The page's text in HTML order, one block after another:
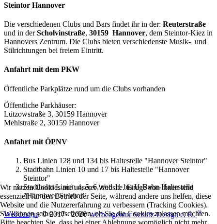
Steintor Hannover
Die verschiedenen Clubs und Bars findet ihr in der: Reuterstraße
und in derScholvinstraße, 30159 Hannover, dem Steintor-Kiez in
Hannovers Zentrum. Die Clubs bieten verschiedenste Musik- und
Stilrichtungen bei freiem Eintritt.
Anfahrt mit dem PKW
Öffentliche Parkplätze rund um die Clubs vorhanden
Öffentliche Parkhäuser:
Lützowstraße 3, 30159 Hannover
Mehlstraße 2, 30159 Hannover
Anfahrt mit ÖPNV
Bus Linien 128 und 134 bis Haltestelle "Hannover Steintor"
Stadtbahn Linien 10 und 17 bis Haltestelle "Hannover
Steintor"
Stadtbahn Linien 4, 5, 6, und 11 bis U-Bahn-Haltestelle
"Hannover Steintor"
Webdesign: © 2017 - 2026Werbeagentur Schulz-Design e. K.®
Wir nutzen Cookies auf unserer Website. Einige von ihnen sind
essenziell für den Betrieb der Seite, während andere uns helfen, diese
Website und die Nutzererfahrung zu verbessern (Tracking Cookies).
Sie können selbst entscheiden, ob Sie die Cookies zulassen möchten.
Bitte beachten Sie, dass bei einer Ablehnung womöglich nicht mehr